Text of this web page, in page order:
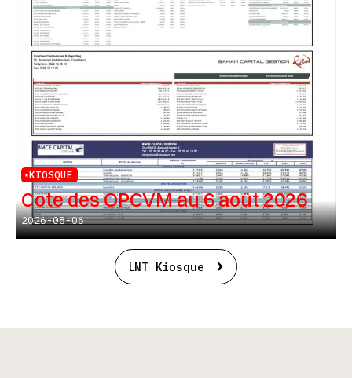
KIOSQUE
Cote des OPCVM au 6 août 2026
2026-08-06
LNT Kiosque